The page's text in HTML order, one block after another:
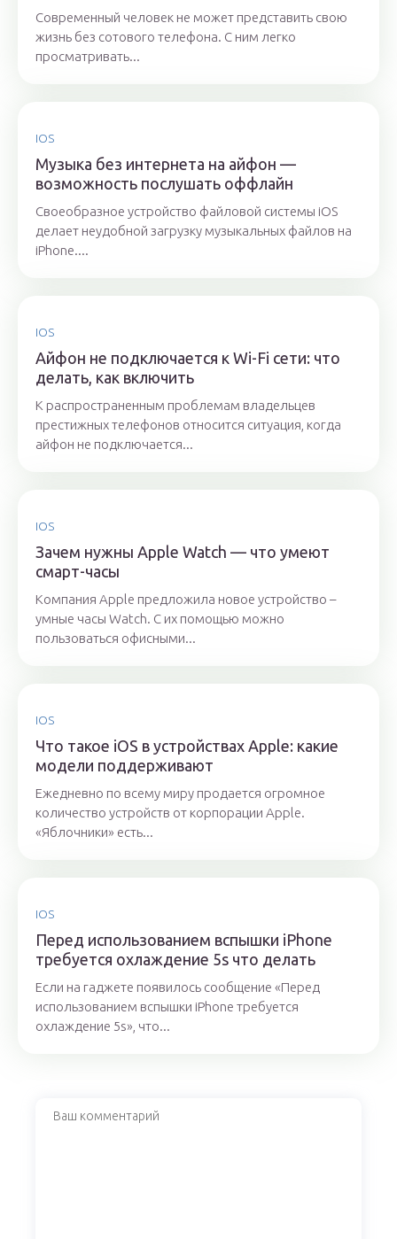
Современный человек не может представить свою
жизнь без сотового телефона. С ним легко
просматривать...
IOS
Музыка без интернета на айфон —
возможность послушать оффлайн
Своеобразное устройство файловой системы iOS
делает неудобной загрузку музыкальных файлов на
iPhone....
IOS
Айфон не подключается к Wi-Fi сети: что
делать, как включить
К распространенным проблемам владельцев
престижных телефонов относится ситуация, когда
айфон не подключается...
IOS
Зачем нужны Apple Watch — что умеют
смарт-часы
Компания Apple предложила новое устройство –
умные часы Watch. С их помощью можно
пользоваться офисными...
IOS
Что такое iOS в устройствах Apple: какие
модели поддерживают
Ежедневно по всему миру продается огромное
количество устройств от корпорации Apple.
«Яблочники» есть...
IOS
Перед использованием вспышки iPhone
требуется охлаждение 5s что делать
Если на гаджете появилось сообщение «Перед
использованием вспышки iPhone требуется
охлаждение 5s», что...